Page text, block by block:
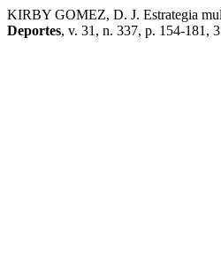
KIRBY GOMEZ, D. J. Estrategia
Deportes, v. 31, n. 337, p. 154-181,